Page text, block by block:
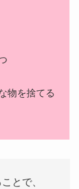
物を捨てる
とで、